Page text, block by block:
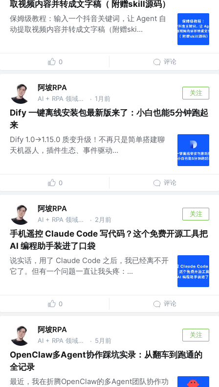
取视频内容并转成文字稿（ 附赠skill源码）
保姆级教程：输入一个抖音关键词，让 Agent 自
动提取视频内容并转成文字稿（附赠ski...
0 评论
阿坡RPA
AI + RPA 领域持续深耕者，专注于分享本地知识库及 AI 自动化工作流实战干货， vx：ao-ai-coding · 1月前
关注
Dify 一键离线安装包最新版来了：小白也能5分钟跑起
来
Dify 1.0→1.15.0 质变升级！不再只是简单搭建聊
天机器人，插件生态、事件驱动...
0 评论
阿坡RPA
AI + RPA 领域持续深耕者，专注于分享本地知识库及 AI 自动化工作流实战干货， vx：ao-ai-coding · 2月前
关注
手机遥控 Claude Code 写代码？这个免费开源工具把
AI 编程助手装进了口袋
说实话，用了 Claude Code 之后，我已经离不开
它了。但有一个问题一直让我头疼：...
0 评论
阿坡RPA
AI + RPA 领域持续深耕者，专注于分享本地知识库及 AI 自动化工作流实战干货， vx：ao-ai-coding · 5月前
关注
OpenClaw多Agent协作踩坑实录：从翻车到跑通的
全记录
最近，我在折腾OpenClaw的多Agent团队协作功